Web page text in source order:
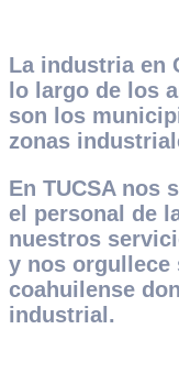
La industria en
lo largo de los
son los
zonas
En TUCSA nos
el personal de
nuestros
y nos orgullece
coahuilense
industrial.